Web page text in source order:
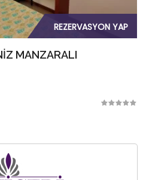
REZERVASYON YAP
MANZARALI